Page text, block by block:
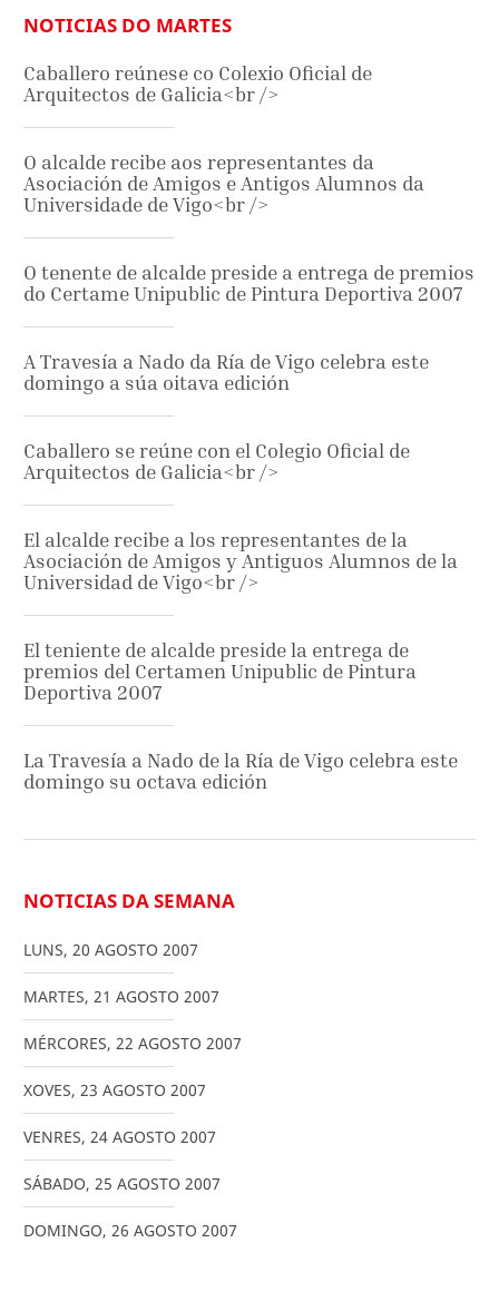
NOTICIAS DO MARTES
Caballero reúnese co Colexio Oficial de
Arquitectos de Galicia<br />
O alcalde recibe aos representantes da
Asociación de Amigos e Antigos Alumnos da
Universidade de Vigo<br />
O tenente de alcalde preside a entrega de premios
do Certame Unipublic de Pintura Deportiva 2007
A Travesía a Nado da Ría de Vigo celebra este
domingo a súa oitava edición
Caballero se reúne con el Colegio Oficial de
Arquitectos de Galicia<br />
El alcalde recibe a los representantes de la
Asociación de Amigos y Antiguos Alumnos de la
Universidad de Vigo<br />
El teniente de alcalde preside la entrega de
premios del Certamen Unipublic de Pintura
Deportiva 2007
La Travesía a Nado de la Ría de Vigo celebra este
domingo su octava edición
NOTICIAS DA SEMANA
LUNS, 20 AGOSTO 2007
MARTES, 21 AGOSTO 2007
MÉRCORES, 22 AGOSTO 2007
XOVES, 23 AGOSTO 2007
VENRES, 24 AGOSTO 2007
SÁBADO, 25 AGOSTO 2007
DOMINGO, 26 AGOSTO 2007